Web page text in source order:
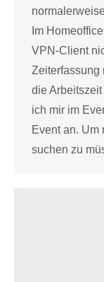
Im
VPN-Client
Zeiterfassung
die
ich mir im
Event an. Um
suchen zu